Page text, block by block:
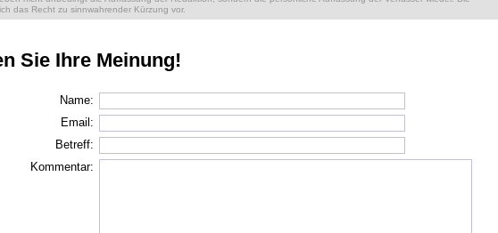
das Recht zu sinnwahrender Kürzung vor.
Sie Ihre Meinung!
Name:
Email:
Betreff:
Kommentar: